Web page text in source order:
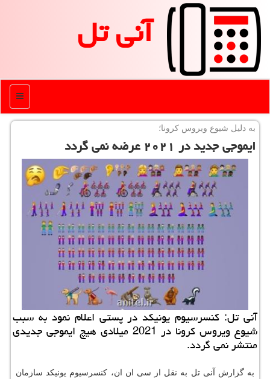
آنی تل
منو
به دلیل شیوع ویروس كرونا؛
ایموجی جدید در ۲۰۲۱ عرضه نمی گردد
آنی تل: كنسرسیوم یونیكد در پستی اعلام نمود به سبب
شیوع ویروس كرونا در 2021 میلادی هیچ ایموجی جدیدی
منتشر نمی گردد.
به گزارش آنی تل به نقل از سی ان ان، كنسرسیوم یونیكد سازمان